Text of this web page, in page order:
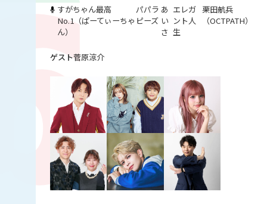
すがちゃん最高
No.1（ぱーてぃーちゃ
ん）
パパラ
ピーズ
あ
い
さ
エレガ
ント人
生
栗田航兵
（OCTPATH）
菅原涼介